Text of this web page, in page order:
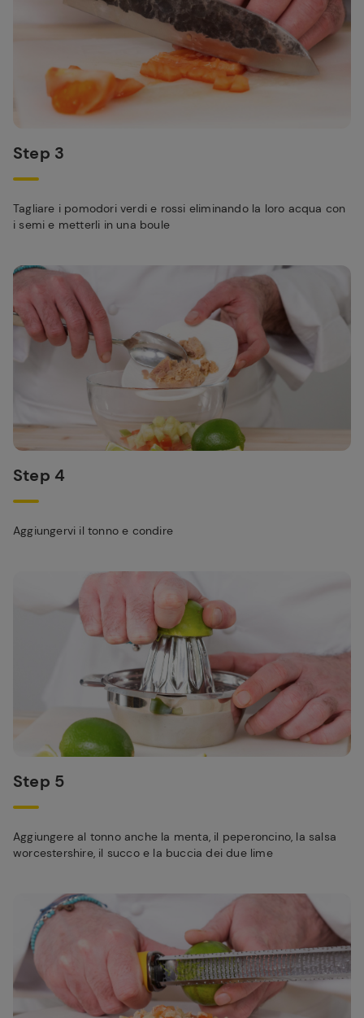
Step 3
Tagliare i pomodori verdi e rossi eliminando la loro acqua con
i semi e metterli in una boule
Step 4
Aggiungervi il tonno e condire
Step 5
Aggiungere al tonno anche la menta, il peperoncino, la salsa
worcestershire, il succo e la buccia dei due lime